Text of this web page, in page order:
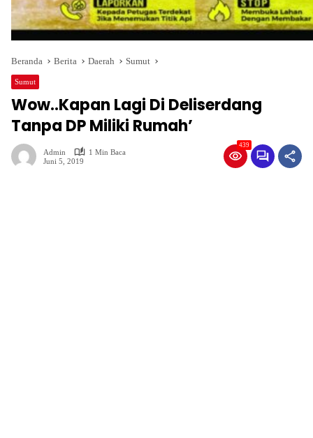
Beranda Berita Daerah Sumut
Sumut
Wow..Kapan Lagi Di Deliserdang
Tanpa DP Miliki Rumah’
Admin
1 Min Baca
Juni 5, 2019
439